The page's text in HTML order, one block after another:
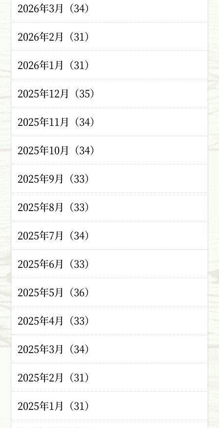
2026年3月（34）
2026年2月（31）
2026年1月（31）
2025年12月（35）
2025年11月（34）
2025年10月（34）
2025年9月（33）
2025年8月（33）
2025年7月（34）
2025年6月（33）
2025年5月（36）
2025年4月（33）
2025年3月（34）
2025年2月（31）
2025年1月（31）